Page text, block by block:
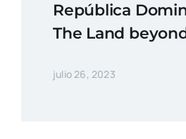
República
The Land
julio 26, 2023